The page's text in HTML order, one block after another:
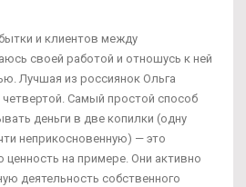
и клиентов между
своей работой и отношусь к ней
Лучшая из россиянок Ольга
Самый простой способ
деньги в две копилки (одну
неприкосновенную) — это
на примере. Они активно
деятельность собственного